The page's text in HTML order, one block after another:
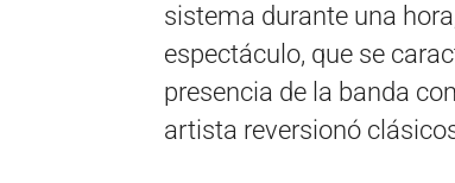
sistema durante una
espectáculo, que se
presencia de la banda
artista reversionó